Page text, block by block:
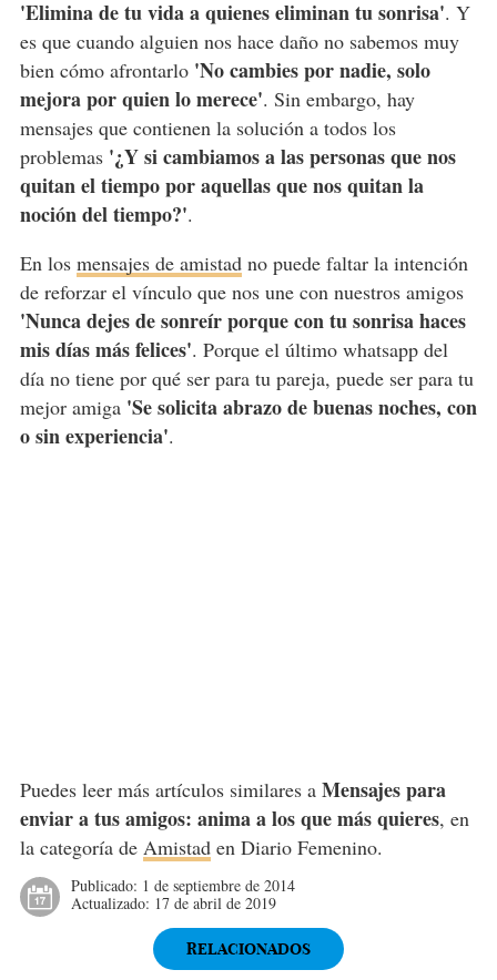
'Elimina de tu vida a quienes eliminan tu sonrisa'. Y
es que cuando alguien nos hace daño no sabemos muy
bien cómo afrontarlo 'No cambies por nadie, solo
mejora por quien lo merece'. Sin embargo, hay
mensajes que contienen la solución a todos los
problemas'¿Y si cambiamos a las personas que nos
quitan el tiempo por aquellas que nos quitan la
noción del tiempo?'.
En los mensajes de amistadno puede faltar la intención
de reforzar el vínculo que nos une con nuestros amigos
'Nunca dejes de sonreír porque con tu sonrisa haces
mis días más felices'. Porque el último whatsapp del
día no tiene por qué ser para tu pareja, puede ser para tu
mejor amiga 'Se solicita abrazo de buenas noches, con
o sin experiencia'.
Puedes leer más artículos similares a Mensajes para
enviar a tus amigos: anima a los que más quieres, en
la categoría de Amistaden Diario Femenino.
Publicado: 1 de septiembre de 2014
Actualizado: 17 de abril de 2019
RELACIONADOS